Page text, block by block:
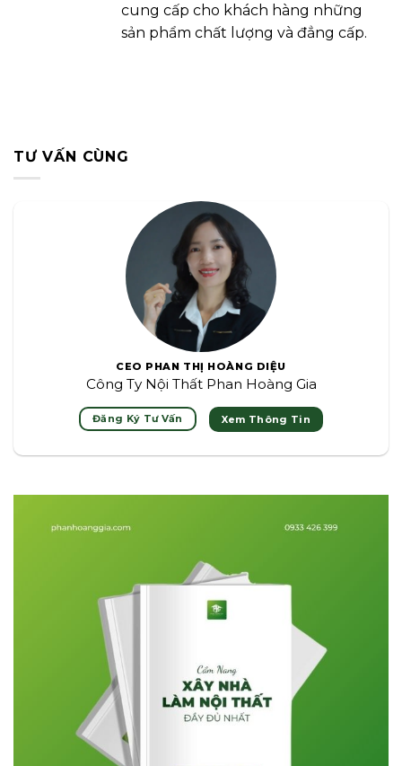
cung cấp cho khách hàng những
sản phẩm chất lượng và đẳng cấp.
TƯ VẤN CÙNG
CEO PHAN THỊ HOÀNG DIỆU
Công Ty Nội Thất Phan Hoàng Gia
Đăng Ký Tư Vấn Xem Thông Tin